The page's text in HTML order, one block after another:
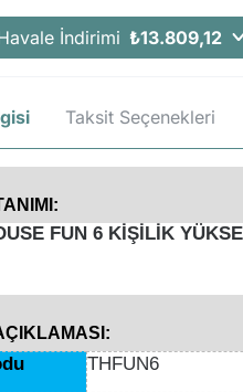
İndirimi ₺13.809,12
Taksit Seçenekleri
FUN 6 KİŞİLİK
THFUN6